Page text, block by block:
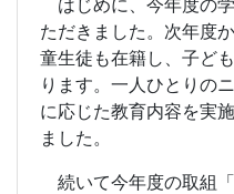
ただきました。次年度
童生徒も在籍し、子ど
ります。一人ひとりの
に応じた教育内容を実
ました。
続いて今年度の取組